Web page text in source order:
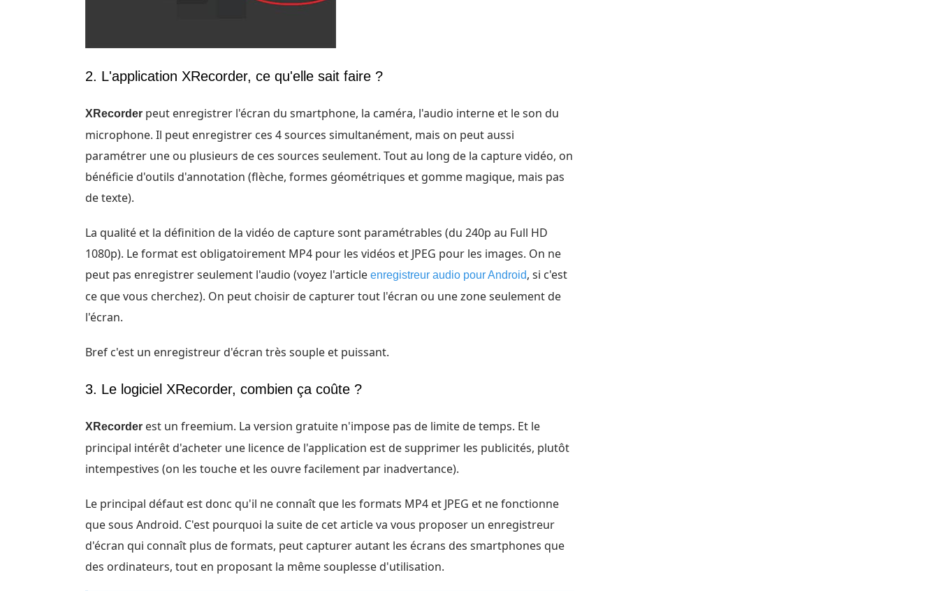
2. L'application XRecorder, ce qu'elle sait faire ?
XRecorder peut enregistrer l'écran du smartphone, la caméra, l'audio interne et le son du
microphone. Il peut enregistrer ces 4 sources simultanément, mais on peut aussi
paramétrer une ou plusieurs de ces sources seulement. Tout au long de la capture vidéo, on
bénéficie d'outils d'annotation (flèche, formes géométriques et gomme magique, mais pas
de texte).
La qualité et la définition de la vidéo de capture sont paramétrables (du 240p au Full HD
1080p). Le format est obligatoirement MP4 pour les vidéos et JPEG pour les images. On ne
peut pas enregistrer seulement l'audio (voyez l'article enregistreur audio pour Android, si c'est
ce que vous cherchez). On peut choisir de capturer tout l'écran ou une zone seulement de
l'écran.
Bref c'est un enregistreur d'écran très souple et puissant.
3. Le logiciel XRecorder, combien ça coûte ?
XRecorder est un freemium. La version gratuite n'impose pas de limite de temps. Et le
principal intérêt d'acheter une licence de l'application est de supprimer les publicités, plutôt
intempestives (on les touche et les ouvre facilement par inadvertance).
Le principal défaut est donc qu'il ne connaît que les formats MP4 et JPEG et ne fonctionne
que sous Android. C'est pourquoi la suite de cet article va vous proposer un enregistreur
d'écran qui connaît plus de formats, peut capturer autant les écrans des smartphones que
des ordinateurs, tout en proposant la même souplesse d'utilisation.